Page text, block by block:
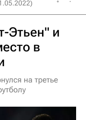
Этьен" и
в
на третье